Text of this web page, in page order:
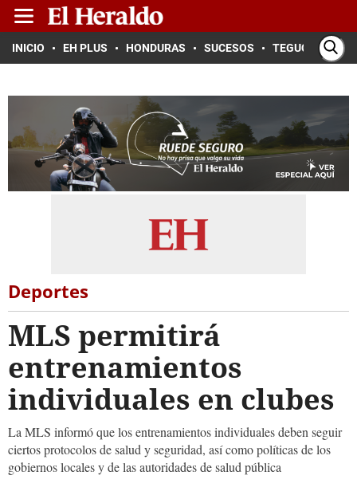
INICIO EH PLUS HONDURAS SUCESOS TEGUCIGALPA
Deportes
MLS permitirá
entrenamientos
individuales en clubes
La MLS informó que los entrenamientos individuales deben seguir
ciertos protocolos de salud y seguridad, así como políticas de los
gobiernos locales y de las autoridades de salud pública